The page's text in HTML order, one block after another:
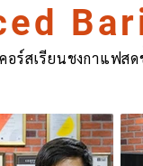
คอร์สเรียนชงกาแฟส